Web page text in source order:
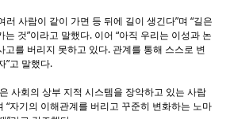
러 사람이 같이 가면 등 뒤에 길이 생긴다”며 “길은
것”이라고 말했다. 이어 “아직 우리는 이성과 논
고를 버리지 못하고 있다. 관계를 통해 스스로 변
”고 말했다.
사회의 상부 지적 시스템을 장악하고 있는 사람
“자기의 이해관계를 버리고 꾸준히 변화하는 노마